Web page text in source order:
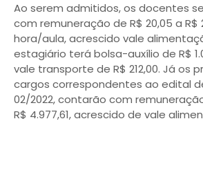
Ao serem admitidos, os docentes
com remuneração de R$ 20,05 a R$
hora/aula, acrescido vale
estagiário terá bolsa-auxílio de R$
vale transporte de R$ 212,00. Já os
cargos correspondentes ao edital
02/2022, contarão com remuneração
R$ 4.977,61, acrescido de vale